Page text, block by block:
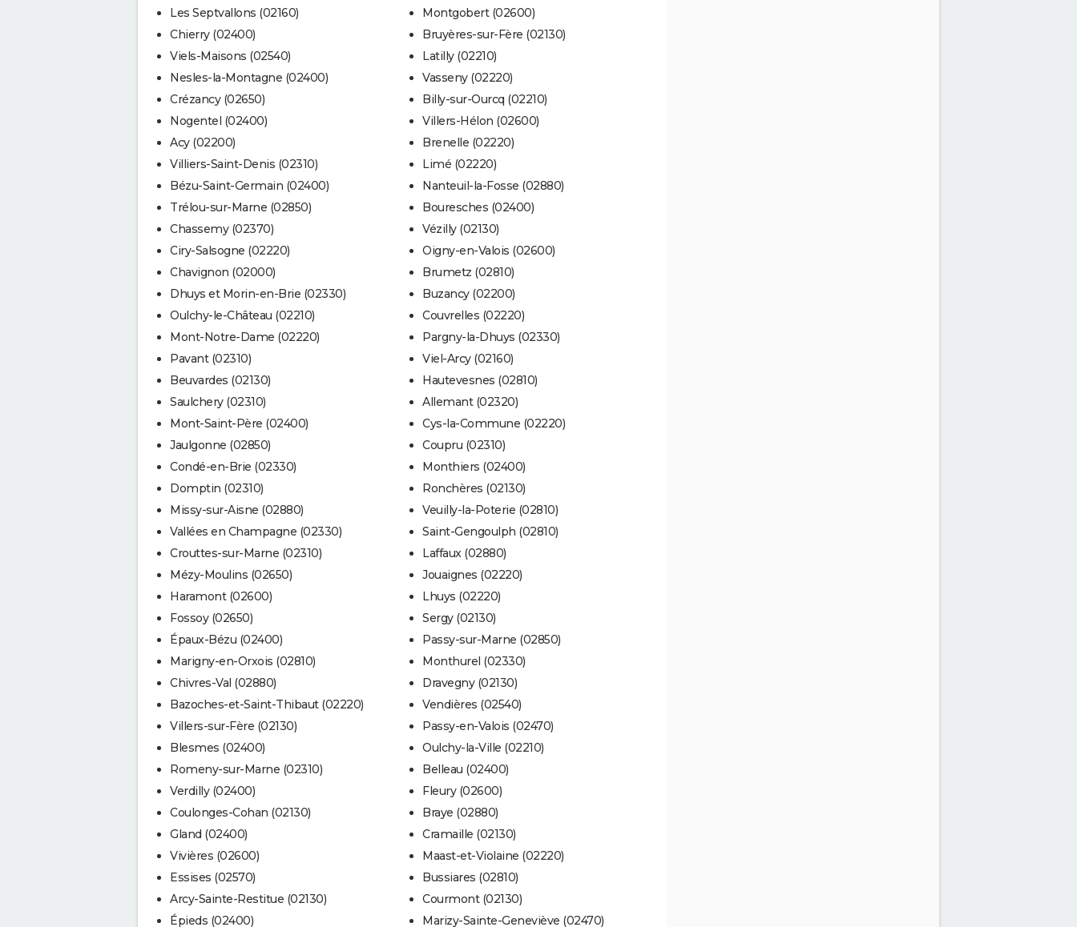
Les Septvallons (02160)
Chierry (02400)
Viels-Maisons (02540)
Nesles-la-Montagne (02400)
Crézancy (02650)
Nogentel (02400)
Acy (02200)
Villiers-Saint-Denis (02310)
Bézu-Saint-Germain (02400)
Trélou-sur-Marne (02850)
Chassemy (02370)
Ciry-Salsogne (02220)
Chavignon (02000)
Dhuys et Morin-en-Brie (02330)
Oulchy-le-Château (02210)
Mont-Notre-Dame (02220)
Pavant (02310)
Beuvardes (02130)
Saulchery (02310)
Mont-Saint-Père (02400)
Jaulgonne (02850)
Condé-en-Brie (02330)
Domptin (02310)
Missy-sur-Aisne (02880)
Vallées en Champagne (02330)
Crouttes-sur-Marne (02310)
Mézy-Moulins (02650)
Haramont (02600)
Fossoy (02650)
Épaux-Bézu (02400)
Marigny-en-Orxois (02810)
Chivres-Val (02880)
Bazoches-et-Saint-Thibaut (02220)
Villers-sur-Fère (02130)
Blesmes (02400)
Romeny-sur-Marne (02310)
Verdilly (02400)
Coulonges-Cohan (02130)
Gland (02400)
Vivières (02600)
Essises (02570)
Arcy-Sainte-Restitue (02130)
Épieds (02400)
Montgobert (02600)
Bruyères-sur-Fère (02130)
Latilly (02210)
Vasseny (02220)
Billy-sur-Ourcq (02210)
Villers-Hélon (02600)
Brenelle (02220)
Limé (02220)
Nanteuil-la-Fosse (02880)
Bouresches (02400)
Vézilly (02130)
Oigny-en-Valois (02600)
Brumetz (02810)
Buzancy (02200)
Couvrelles (02220)
Pargny-la-Dhuys (02330)
Viel-Arcy (02160)
Hautevesnes (02810)
Allemant (02320)
Cys-la-Commune (02220)
Coupru (02310)
Monthiers (02400)
Ronchères (02130)
Veuilly-la-Poterie (02810)
Saint-Gengoulph (02810)
Laffaux (02880)
Jouaignes (02220)
Lhuys (02220)
Sergy (02130)
Passy-sur-Marne (02850)
Monthurel (02330)
Dravegny (02130)
Vendières (02540)
Passy-en-Valois (02470)
Oulchy-la-Ville (02210)
Belleau (02400)
Fleury (02600)
Braye (02880)
Cramaille (02130)
Maast-et-Violaine (02220)
Bussiares (02810)
Courmont (02130)
Marizy-Sainte-Geneviève (02470)